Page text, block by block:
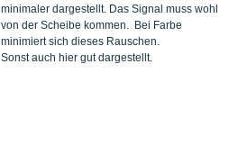
minimaler dargestellt. Das Signal muss wohl
von der Scheibe kommen. Bei Farbe
minimiert sich dieses Rauschen.
Sonst auch hier gut dargestellt.